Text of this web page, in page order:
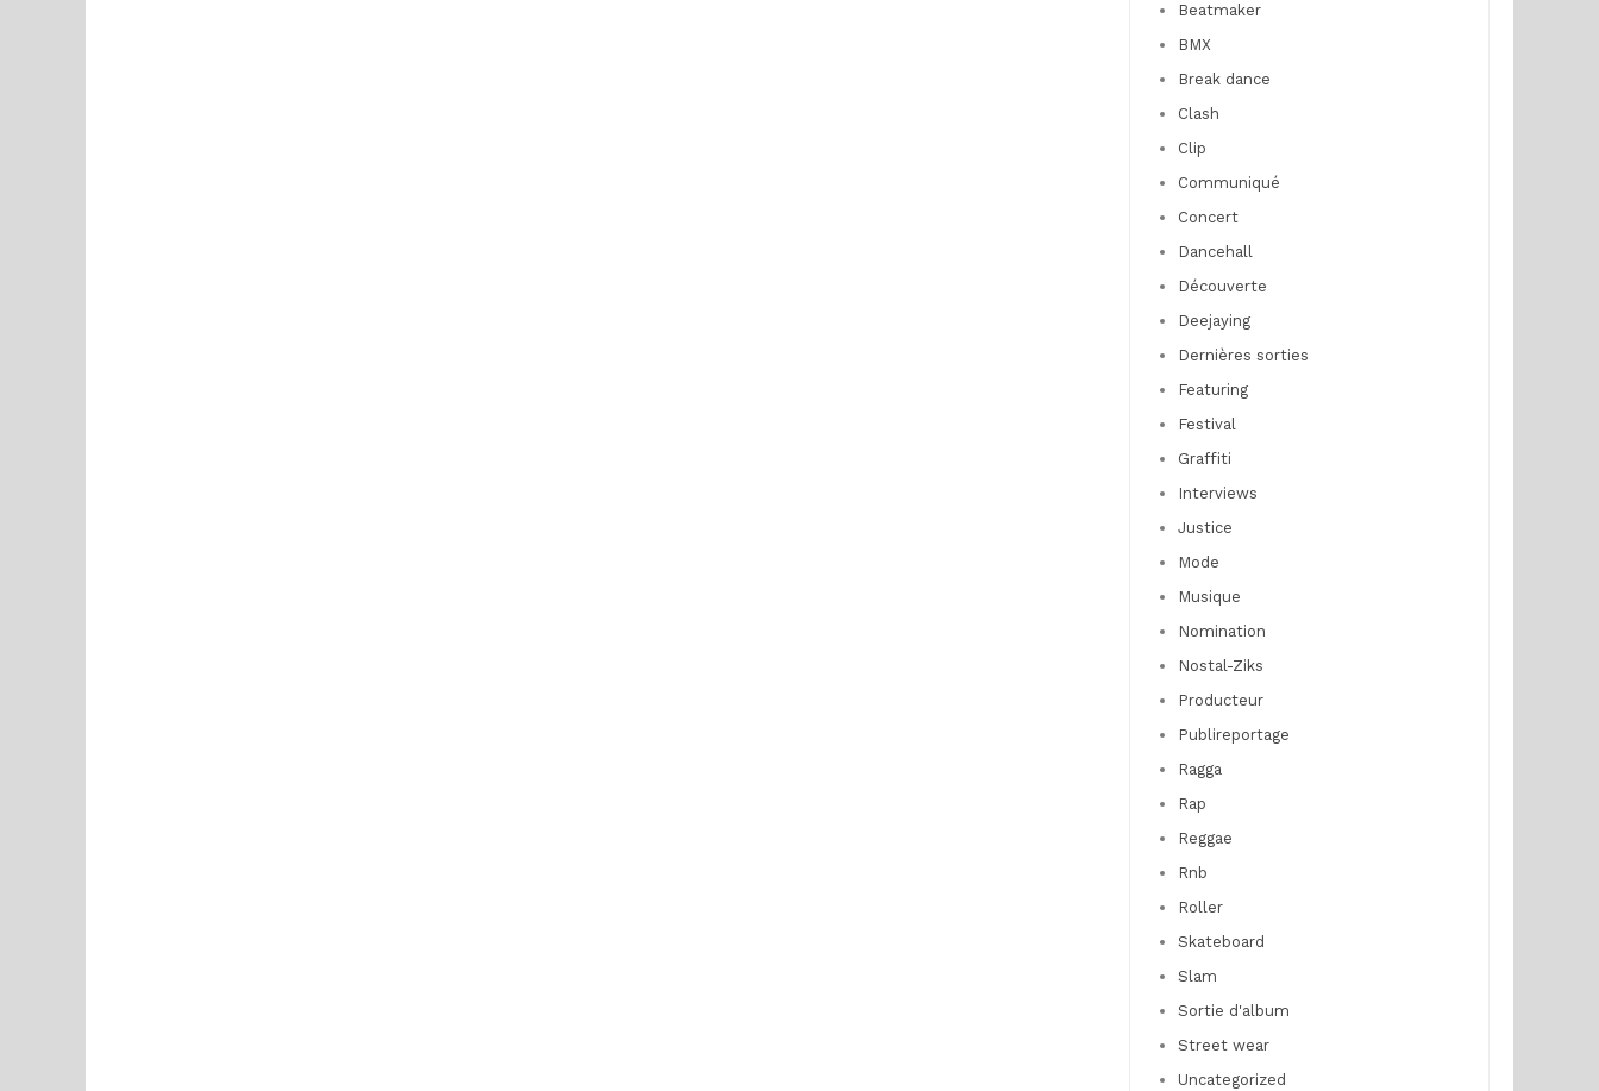
Beatmaker
BMX
Break dance
Clash
Clip
Communiqué
Concert
Dancehall
Découverte
Deejaying
Dernières sorties
Featuring
Festival
Graffiti
Interviews
Justice
Mode
Musique
Nomination
Nostal-Ziks
Producteur
Publireportage
Ragga
Rap
Reggae
Rnb
Roller
Skateboard
Slam
Sortie d'album
Street wear
Uncategorized